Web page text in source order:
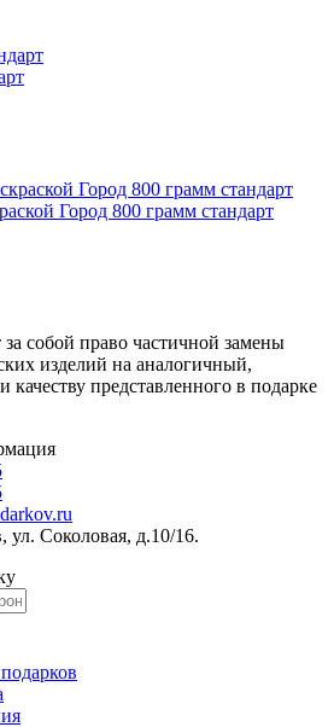
Город 800 грамм стандарт
за собой право частичной замены
изделий на аналогичный,
представленного в подарке
ул. Соколовая, д.10/16.